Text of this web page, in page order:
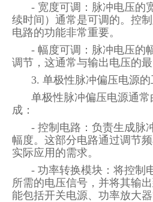
- 宽度可调：脉冲电压的
续时间）通常是可调的。控
电路的功能非常重要。
- 幅度可调：脉冲电压的
调节，这通常与输出电压的最
3. 单极性脉冲偏压电源
单极性脉冲偏压电源通常
成：
- 控制电路：负责生成脉
幅度。这部分电路通过调节
实际应用的需求。
- 功率转换模块：将控制
所需的电压信号，并将其输
能包括开关电源、功率放大器